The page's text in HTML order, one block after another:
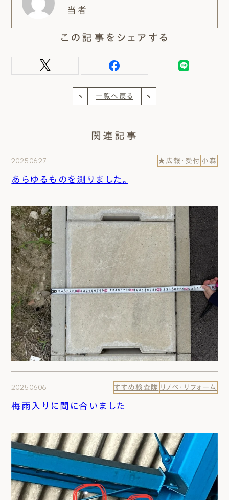
当者
この記事をシェアする
一覧へ戻る
関連記事
2025.06.27 ★広報・受付 小森
あらゆるものを測りました。
2025.06.06 すすめ検査隊 リノベ・リフォーム
梅雨入りに間に合いました